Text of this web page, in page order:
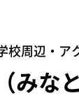
校周辺・ア
みな